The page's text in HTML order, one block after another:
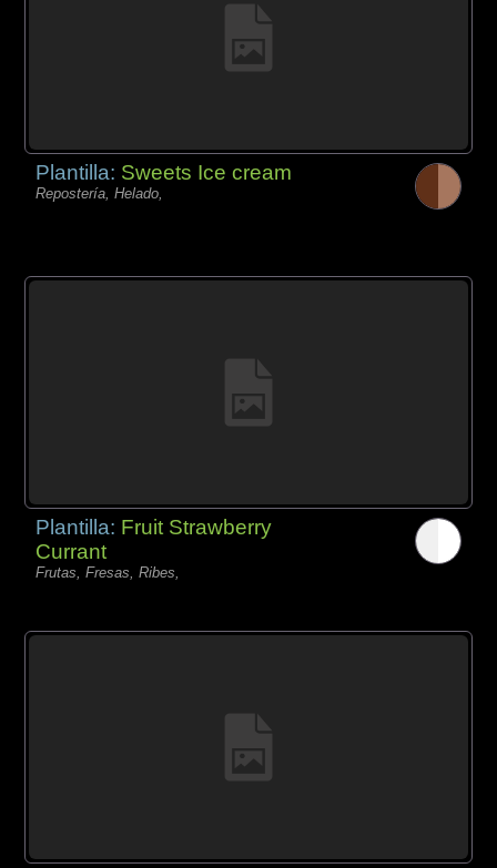
Plantilla: Sweets Ice cream
Repostería, Helado,
Plantilla: Fruit Strawberry
Currant
Frutas, Fresas, Ribes,